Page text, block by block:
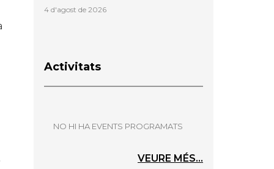
4 d'agost de 2026
Activitats
NO HI HA EVENTS PROGRAMATS
VEURE MÉS...